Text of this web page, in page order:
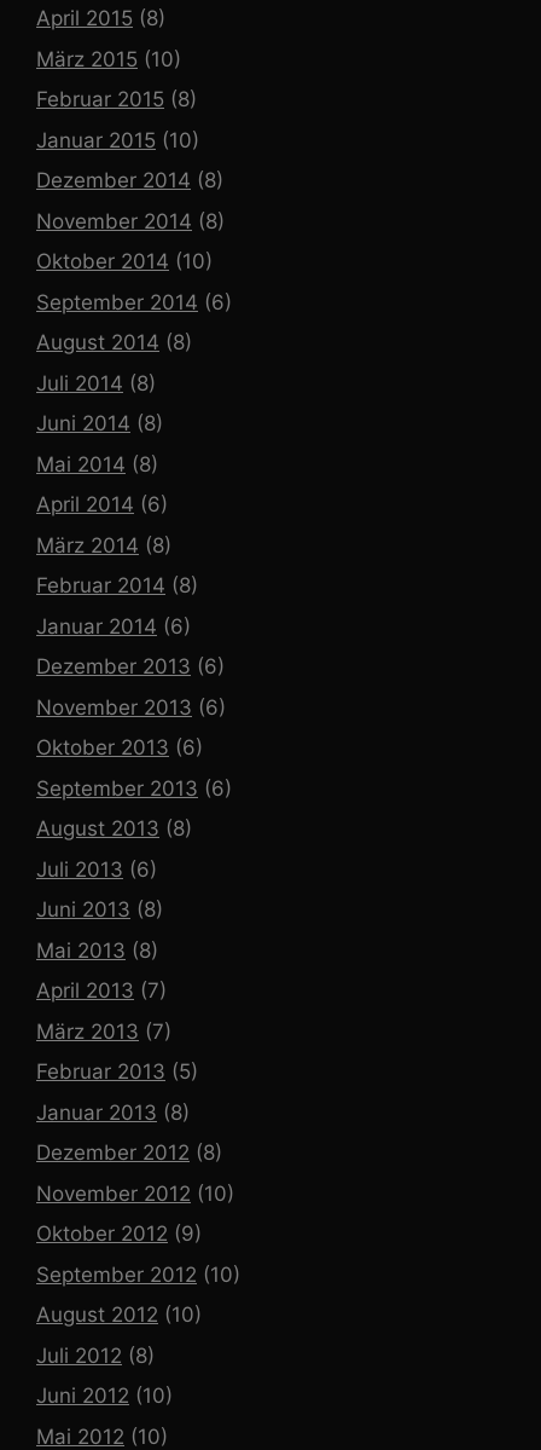
April 2015 (8)
März 2015 (10)
Februar 2015 (8)
Januar 2015 (10)
Dezember 2014 (8)
November 2014 (8)
Oktober 2014 (10)
September 2014 (6)
August 2014 (8)
Juli 2014 (8)
Juni 2014 (8)
Mai 2014 (8)
April 2014 (6)
März 2014 (8)
Februar 2014 (8)
Januar 2014 (6)
Dezember 2013 (6)
November 2013 (6)
Oktober 2013 (6)
September 2013 (6)
August 2013 (8)
Juli 2013 (6)
Juni 2013 (8)
Mai 2013 (8)
April 2013 (7)
März 2013 (7)
Februar 2013 (5)
Januar 2013 (8)
Dezember 2012 (8)
November 2012 (10)
Oktober 2012 (9)
September 2012 (10)
August 2012 (10)
Juli 2012 (8)
Juni 2012 (10)
Mai 2012 (10)